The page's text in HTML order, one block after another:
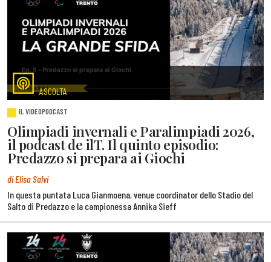
ASCOLTA
IL VIDEOPODCAST
Olimpiadi invernali e Paralimpiadi 2026,
il podcast de ilT. Il quinto episodio:
Predazzo si prepara ai Giochi
di Elisa Salvi
In questa puntata Luca Gianmoena, venue coordinator dello Stadio del
Salto di Predazzo e la campionessa Annika Sieff